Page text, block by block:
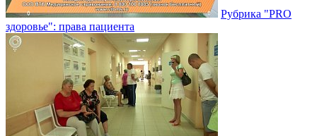
Рубрика "PRO
здоровье": права пациента